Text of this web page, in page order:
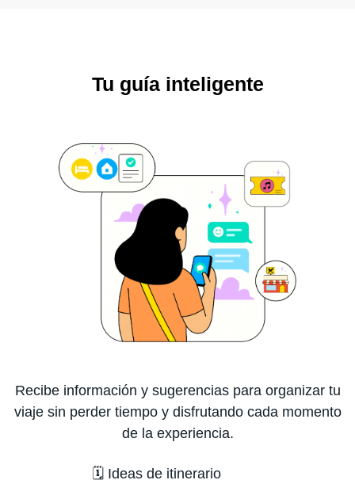
Tu guía inteligente
Recibe información y sugerencias para organizar tu
viaje sin perder tiempo y disfrutando cada momento
de la experiencia.
🗓️ Ideas de itinerario